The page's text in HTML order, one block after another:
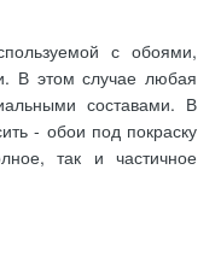
с обоями,
В этом случае любая
составами. В
- обои под покраску
так и частичное